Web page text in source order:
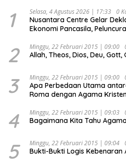
1 Selasa, 4 Agustus 2026 | 17:33 0
Nusantara Centre Gelar
Ekonomi Pancasila,
Ekonomi Politik Indonesia) &
“Urgensi Undang-Undang
Indonesia Emas 2045”,
2 Minggu, 22 Februari 2015 | 09:00
Allah, Theos, Dios, Deu, Gott,
3 Minggu, 22 Februari 2015 | 09:00
Apa Perbedaan Utama
Roma dengan Agama
4 Minggu, 22 Februari 2015 | 09:03
Bagaimana Kita Tahu
5 Minggu, 22 Februari 2015 | 09:04
Bukti-Bukti Logis